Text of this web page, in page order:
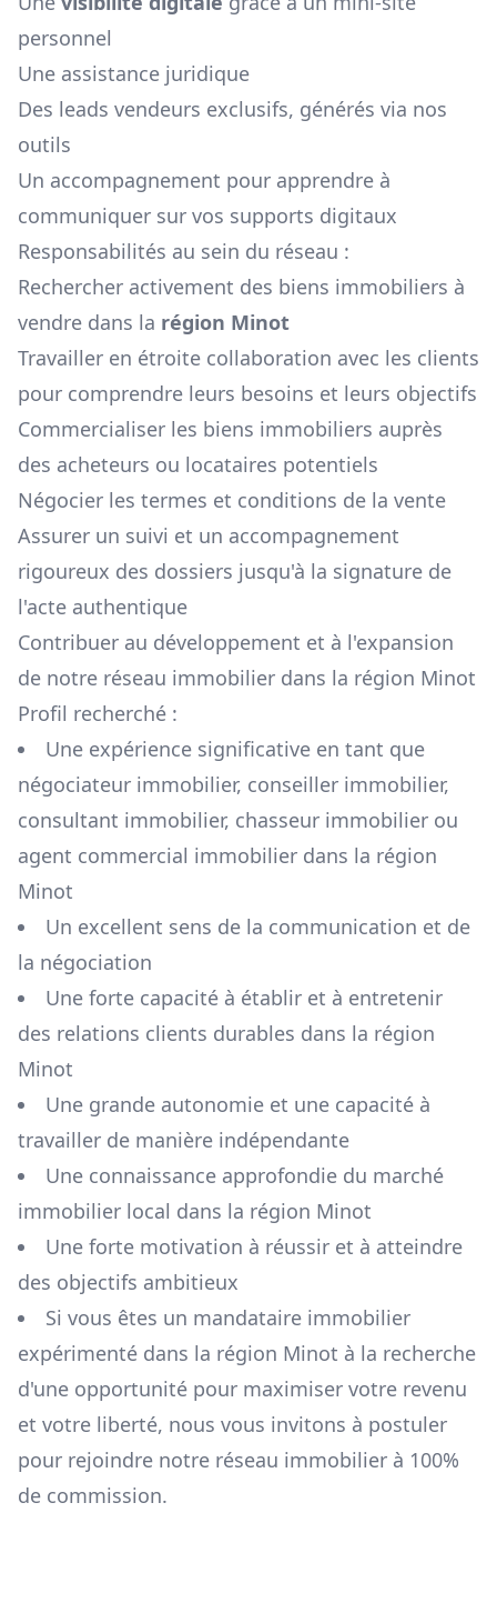
personnel
Une assistance juridique
Des leads vendeurs exclusifs, générés via nos
outils
Un accompagnement pour apprendre à
communiquer sur vos supports digitaux
Responsabilités au sein du réseau :
Rechercher activement des biens immobiliers à
vendre dans la région Minot
Travailler en étroite collaboration avec les clients
pour comprendre leurs besoins et leurs objectifs
Commercialiser les biens immobiliers auprès
des acheteurs ou locataires potentiels
Négocier les termes et conditions de la vente
Assurer un suivi et un accompagnement
rigoureux des dossiers jusqu'à la signature de
l'acte authentique
Contribuer au développement et à l'expansion
de notre réseau immobilier dans la région Minot
Profil recherché :
Une expérience significative en tant que
négociateur immobilier, conseiller immobilier,
consultant immobilier, chasseur immobilier ou
agent commercial immobilier dans la région
Minot
Un excellent sens de la communication et de
la négociation
Une forte capacité à établir et à entretenir
des relations clients durables dans la région
Minot
Une grande autonomie et une capacité à
travailler de manière indépendante
Une connaissance approfondie du marché
immobilier local dans la région Minot
Une forte motivation à réussir et à atteindre
des objectifs ambitieux
Si vous êtes un mandataire immobilier
expérimenté dans la région Minot à la recherche
d'une opportunité pour maximiser votre revenu
et votre liberté, nous vous invitons à postuler
pour rejoindre notre réseau immobilier à 100%
de commission.